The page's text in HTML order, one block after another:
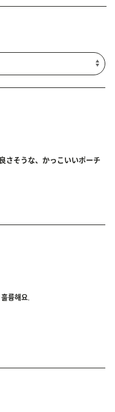
さそうな、かっこいいポーチ
륭해요.